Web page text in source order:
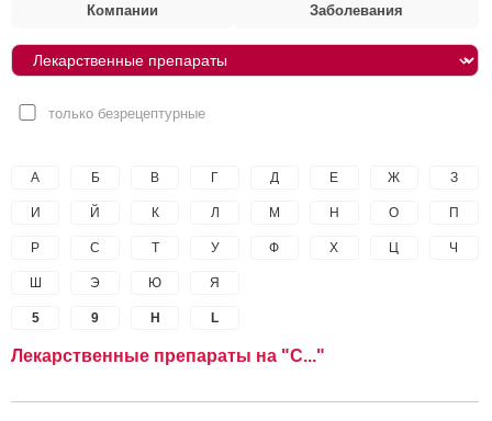
Компании Заболевания
только безрецептурные
А Б В Г Д Е Ж З
И Й К Л М Н О П
Р С Т У Ф Х Ц Ч
Ш Э Ю Я
5 9 H L
Лекарственные препараты на "С..."